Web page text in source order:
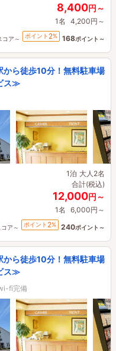
8,400円～
1名 4,200円～
ア～ ポイント 2% 168ポイント～
ら徒歩10分！無料駐車場
ス≫
1泊 大人2名
合計(税込)
12,000円～
1名 6,000円～
ア～ ポイント 2% 240ポイント～
ら徒歩10分！無料駐車場
ス≫
fi完備